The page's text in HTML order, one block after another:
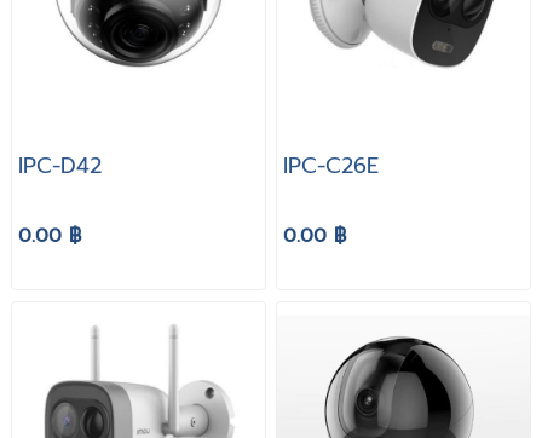
IPC-D42
0.00 ฿
IPC-C26E
0.00 ฿